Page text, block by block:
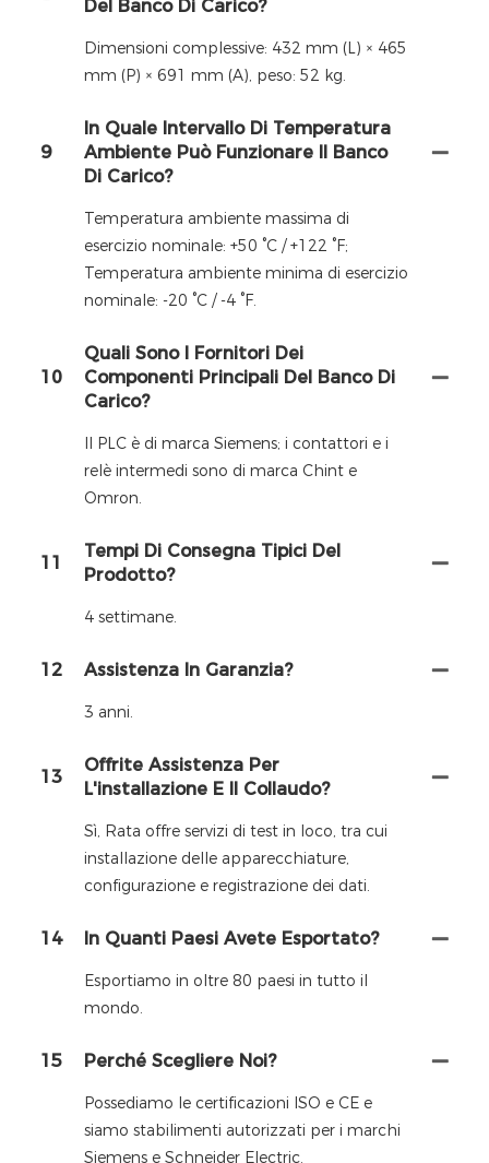
Del Banco Di Carico?
Dimensioni complessive: 432 mm (L) × 465
mm (P) × 691 mm (A), peso: 52 kg.
9
In Quale Intervallo Di Temperatura
Ambiente Può Funzionare Il Banco
Di Carico?
Temperatura ambiente massima di
esercizio nominale: +50 °C / +122 °F;
Temperatura ambiente minima di esercizio
nominale: -20 °C / -4 °F.
10
Quali Sono I Fornitori Dei
Componenti Principali Del Banco Di
Carico?
Il PLC è di marca Siemens; i contattori e i
relè intermedi sono di marca Chint e
Omron.
11
Tempi Di Consegna Tipici Del
Prodotto?
4 settimane.
12 Assistenza In Garanzia?
3 anni.
13
Offrite Assistenza Per
L'installazione E Il Collaudo?
Sì, Rata offre servizi di test in loco, tra cui
installazione delle apparecchiature,
configurazione e registrazione dei dati.
14 In Quanti Paesi Avete Esportato?
Esportiamo in oltre 80 paesi in tutto il
mondo.
15 Perché Scegliere Noi?
Possediamo le certificazioni ISO e CE e
siamo stabilimenti autorizzati per i marchi
Siemens e Schneider Electric.